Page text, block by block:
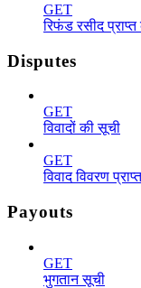
GET
रिफंड रसीद
Disputes
GET
विवादों की सूची
GET
विवाद विवरण
Payouts
GET
भुगतान सूची